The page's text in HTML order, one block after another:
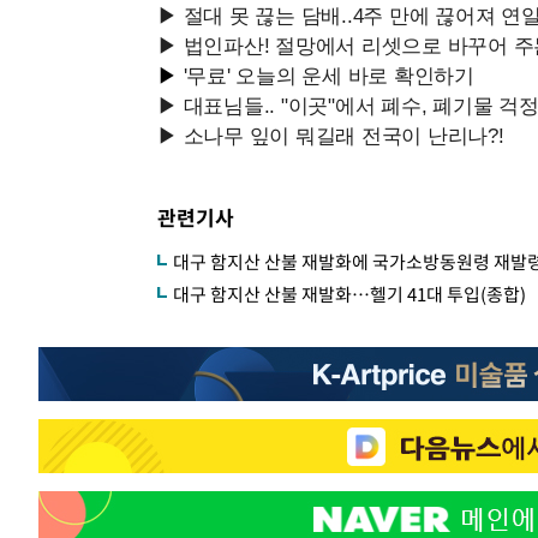
관련기사
대구 함지산 산불 재발화에 국가소방동원령 재발
대구 함지산 산불 재발화…헬기 41대 투입(종합)